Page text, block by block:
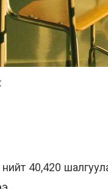
40,420